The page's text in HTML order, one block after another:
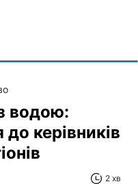
водою:
керівників
2 хв